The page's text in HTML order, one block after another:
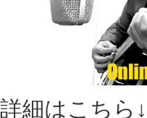
詳細はこちら↓